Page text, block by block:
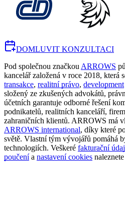
DOMLUVIT KONZULTACI
Pod společnou značkou ARROWS
kancelář založená v roce 2018, která
transakce, realitní právo, development
složený ze zkušených advokátů,
účetních garantuje odborné řešení
podnikatelů, realitních kanceláří,
zahraničních klientů. ARROWS má
ARROWS international, díky které
světě. Vlastní tým vývojářů pomáhá
technologiích. Veškeré fakturační
poučenía nastavení cookies